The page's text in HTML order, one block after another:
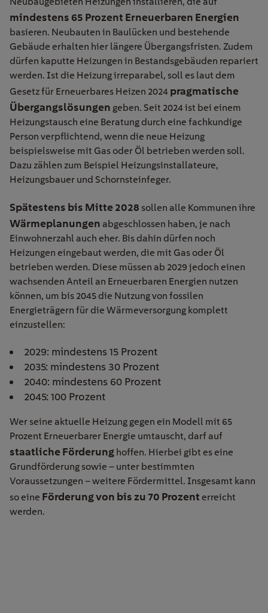
mindestens 65 Prozent Erneuerbaren Energien
basieren. Neubauten in Baulücken und bestehende
Gebäude erhalten hier längere Übergangsfristen. Zudem
dürfen kaputte Heizungen in Bestandsgebäuden repariert
werden. Ist die Heizung irreparabel, soll es laut dem
Gesetz für Erneuerbares Heizen 2024 pragmatische
Übergangslösungen geben. Seit 2024 ist bei einem
Heizungstausch eine Beratung durch eine fachkundige
Person verpflichtend, wenn die neue Heizung
beispielsweise mit Gas oder Öl betrieben werden soll.
Dazu zählen zum Beispiel Heizungsinstallateure,
Heizungsbauer und Schornsteinfeger.
Spätestens bis Mitte 2028 sollen alle Kommunen ihre
Wärmeplanungen abgeschlossen haben, je nach
Einwohnerzahl auch eher. Bis dahin dürfen noch
Heizungen eingebaut werden, die mit Gas oder Öl
betrieben werden. Diese müssen ab 2029 jedoch einen
wachsenden Anteil an Erneuerbaren Energien nutzen
können, um bis 2045 die Nutzung von fossilen
Energieträgern für die Wärmeversorgung komplett
einzustellen:
2029: mindestens 15 Prozent
2035: mindestens 30 Prozent
2040: mindestens 60 Prozent
2045: 100 Prozent
Wer seine aktuelle Heizung gegen ein Modell mit 65
Prozent Erneuerbarer Energie umtauscht, darf auf
staatliche Förderung hoffen. Hierbei gibt es eine
Grundförderung sowie – unter bestimmten
Voraussetzungen – weitere Fördermittel. Insgesamt kann
so eine Förderung von bis zu 70 Prozent erreicht
werden.